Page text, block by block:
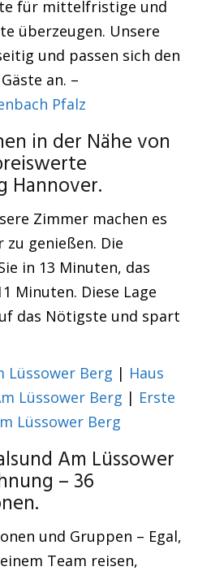
für mittelfristige und
überzeugen. Unsere
und passen sich den
an. –
Pfalz
in der Nähe von
Hannover.
Zimmer machen es
zu genießen. Die
in 13 Minuten, das
Minuten. Diese Lage
das Nötigste und spart
Lüssower Berg | Haus
Lüssower Berg | Erste
Lüssower Berg
Am Lüssower
– 36
und Gruppen – Egal,
Team reisen,